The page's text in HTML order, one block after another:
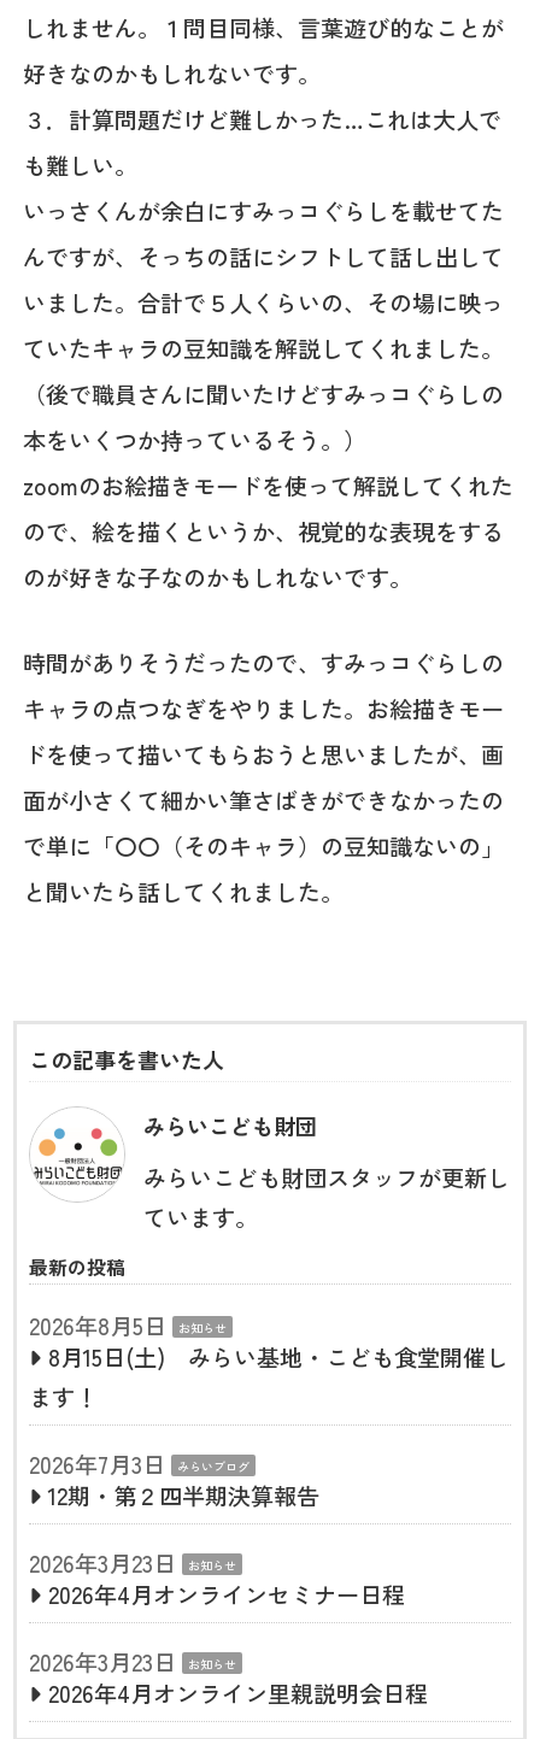
しれません。１問目同様、言葉遊び的なことが
好きなのかもしれないです。
３．計算問題だけど難しかった…これは大人で
も難しい。
いっさくんが余白にすみっコぐらしを載せてた
んですが、そっちの話にシフトして話し出して
いました。合計で５人くらいの、その場に映っ
ていたキャラの豆知識を解説してくれました。
（後で職員さんに聞いたけどすみっコぐらしの
本をいくつか持っているそう。）
zoomのお絵描きモードを使って解説してくれた
ので、絵を描くというか、視覚的な表現をする
のが好きな子なのかもしれないです。
時間がありそうだったので、すみっコぐらしの
キャラの点つなぎをやりました。お絵描きモー
ドを使って描いてもらおうと思いましたが、画
面が小さくて細かい筆さばきができなかったの
で単に「〇〇（そのキャラ）の豆知識ないの」
と聞いたら話してくれました。
この記事を書いた人
みらいこども財団
みらいこども財団スタッフが更新し
ています。
最新の投稿
2026年8月5日 お知らせ
8月15日(土) みらい基地・こども食堂開催し
ます！
2026年7月3日
みらいブログ
12期・第２四半期決算報告
2026年3月23日
お知らせ
2026年4月オンラインセミナー日程
2026年3月23日
お知らせ
2026年4月オンライン里親説明会日程